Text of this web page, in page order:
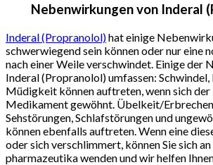
Nebenwirkungen von Inderal
Inderal (Propranolol)hat einige
schwerwiegend sein können oder nur eine
nach einer Weile verschwindet. Einige der
Inderal (Propranolol) umfassen:
Müdigkeit können auftreten, wenn sich der
Medikament gewöhnt. Übelkeit/
Sehstörungen, Schlafstörungen und
können ebenfalls auftreten. Wenn eine
oder sich verschlimmert, können Sie sich
pharmazeutika wenden und wir helfen